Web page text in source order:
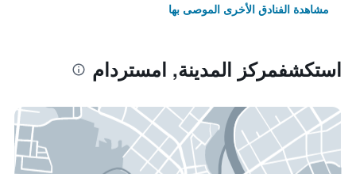
مشاهدة الفنادق الأخرى الموصى بها
استكشفمركز المدينة, امستردام